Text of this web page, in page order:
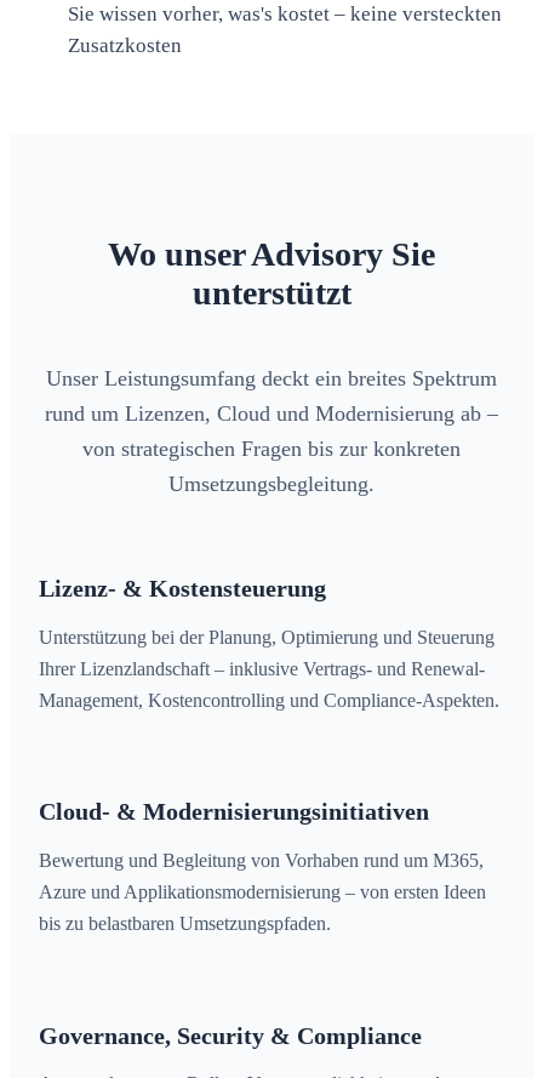
Sie wissen vorher, was's kostet – keine versteckten
Zusatzkosten
Wo unser Advisory Sie
unterstützt
Unser Leistungsumfang deckt ein breites Spektrum
rund um Lizenzen, Cloud und Modernisierung ab –
von strategischen Fragen bis zur konkreten
Umsetzungsbegleitung.
Lizenz- & Kostensteuerung
Unterstützung bei der Planung, Optimierung und Steuerung
Ihrer Lizenzlandschaft – inklusive Vertrags- und Renewal-
Management, Kostencontrolling und Compliance-Aspekten.
Cloud- & Modernisierungsinitiativen
Bewertung und Begleitung von Vorhaben rund um M365,
Azure und Applikationsmodernisierung – von ersten Ideen
bis zu belastbaren Umsetzungspfaden.
Governance, Security & Compliance